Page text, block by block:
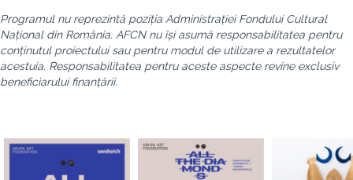
Programul nu reprezintă poziția Administrației Fondului Cultural
Național din România. AFCN nu își asumă responsabilitatea pentru
conținutul proiectului sau pentru modul de utilizare a rezultatelor
acestuia. Responsabilitatea pentru aceste aspecte revine exclusiv
beneficiarului finanțării.